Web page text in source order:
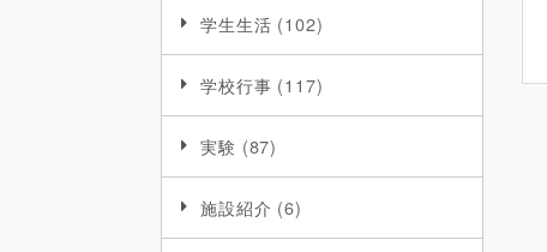
学生生活 (102)
学校行事 (117)
実験 (87)
施設紹介 (6)